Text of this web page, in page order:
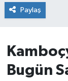
Paylaş
Bugün
Gömeç
Havran